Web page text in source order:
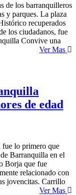
de los barranquilleros
y parques. La plaza
recuperados
los ciudadanos, fue
Convive una
Ver Mas
de edad
fue lo primero que
Barranquilla en el
Borja que fue
relacionado con
jovencitas. Carrillo
Ver Mas